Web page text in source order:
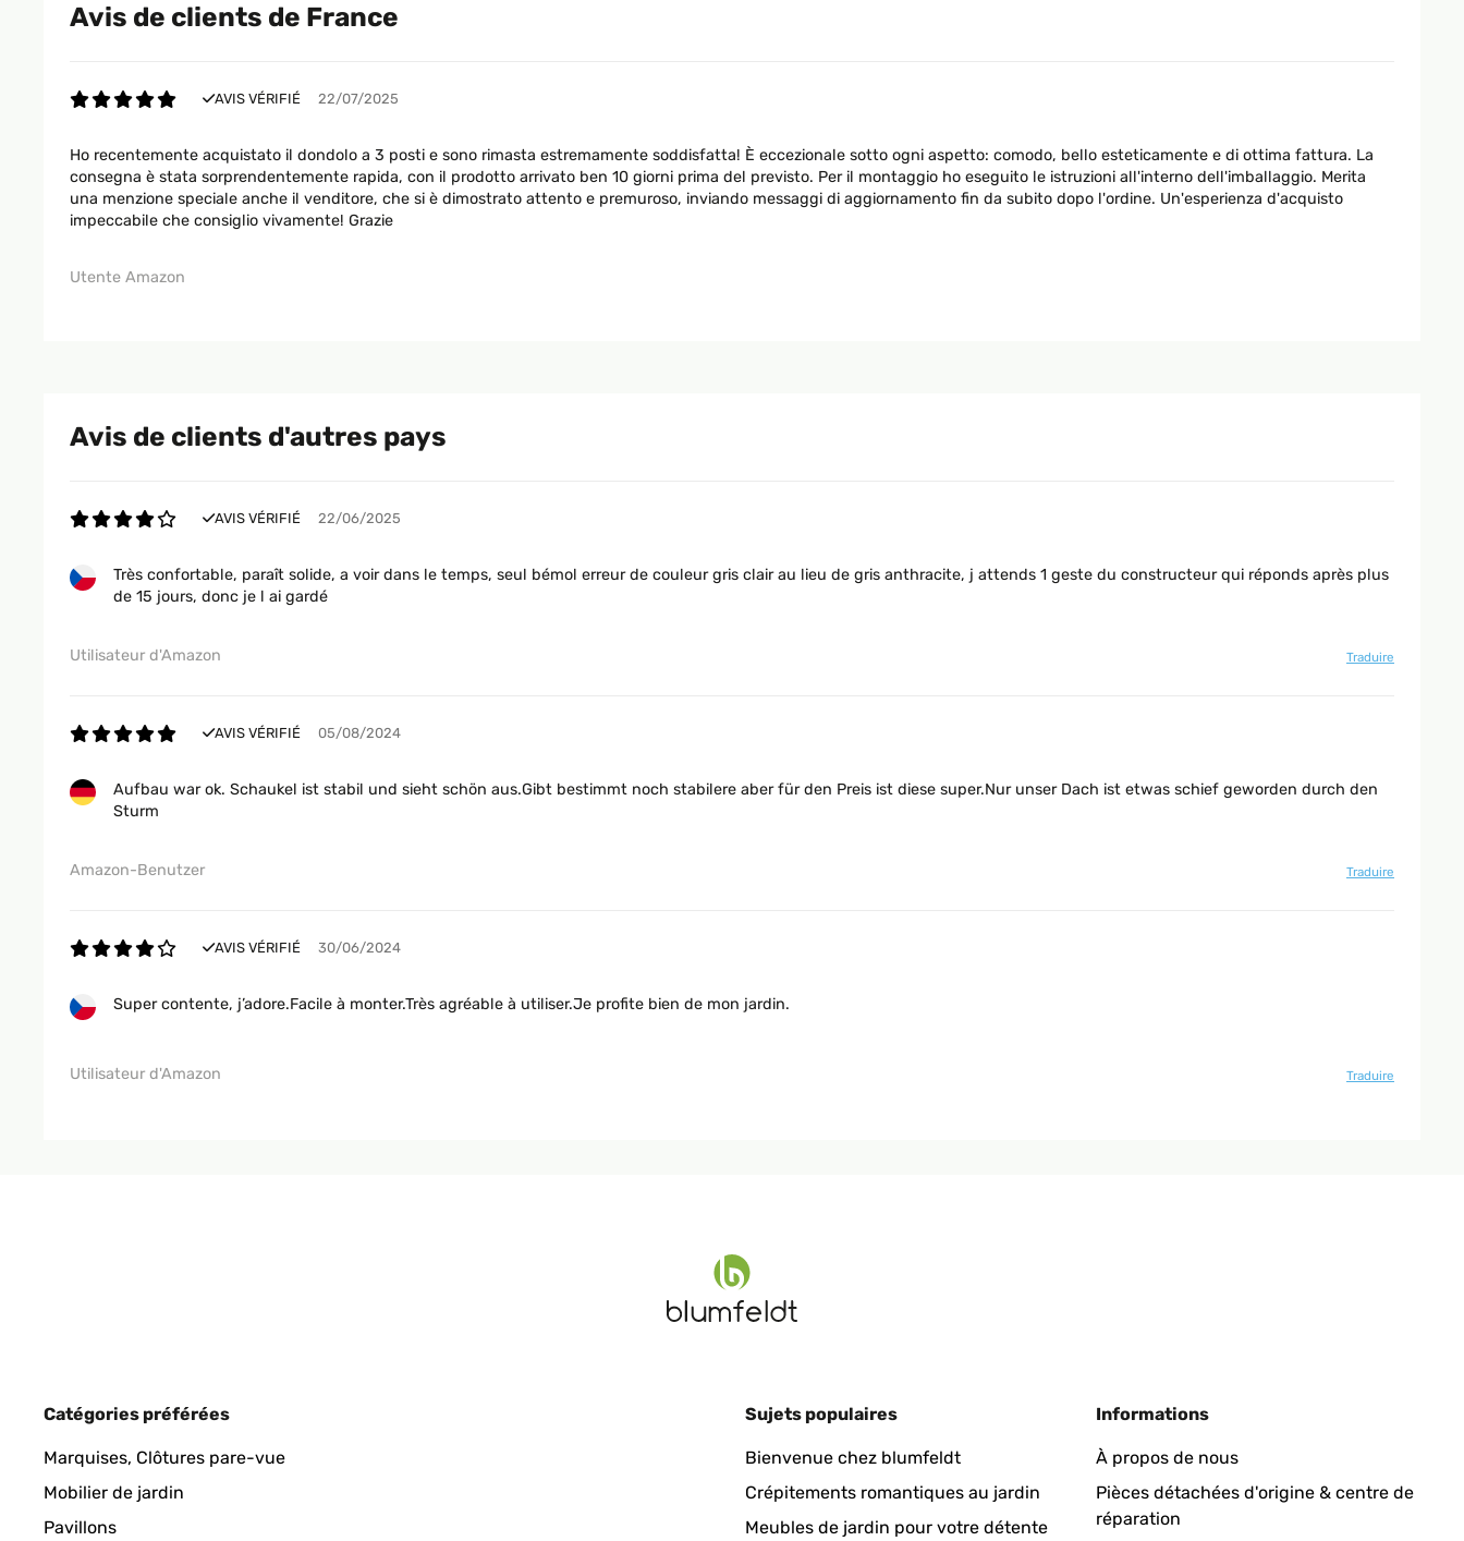
Avis de clients de France
AVIS VÉRIFIÉ 22/07/2025
Ho recentemente acquistato il dondolo a 3 posti e sono rimasta estremamente soddisfatta! È eccezionale sotto ogni aspetto: comodo, bello esteticamente e di ottima fattura. La
consegna è stata sorprendentemente rapida, con il prodotto arrivato ben 10 giorni prima del previsto. Per il montaggio ho eseguito le istruzioni all'interno dell'imballaggio. Merita
una menzione speciale anche il venditore, che si è dimostrato attento e premuroso, inviando messaggi di aggiornamento fin da subito dopo l'ordine. Un'esperienza d'acquisto
impeccabile che consiglio vivamente! Grazie
Utente Amazon
Avis de clients d'autres pays
AVIS VÉRIFIÉ 22/06/2025
Très confortable, paraît solide, a voir dans le temps, seul bémol erreur de couleur gris clair au lieu de gris anthracite, j attends 1 geste du constructeur qui réponds après plus
de 15 jours, donc je l ai gardé
Utilisateur d'Amazon Traduire
AVIS VÉRIFIÉ 05/08/2024
Aufbau war ok. Schaukel ist stabil und sieht schön aus.Gibt bestimmt noch stabilere aber für den Preis ist diese super.Nur unser Dach ist etwas schief geworden durch den
Sturm
Amazon-Benutzer Traduire
AVIS VÉRIFIÉ 30/06/2024
Super contente, j’adore.Facile à monter.Très agréable à utiliser.Je profite bien de mon jardin.
Utilisateur d'Amazon Traduire
Catégories préférées
Marquises, Clôtures pare-vue
Mobilier de jardin
Pavillons
Sujets populaires
Bienvenue chez blumfeldt
Crépitements romantiques au jardin
Meubles de jardin pour votre détente
Informations
À propos de nous
Pièces détachées d'origine & centre de
réparation